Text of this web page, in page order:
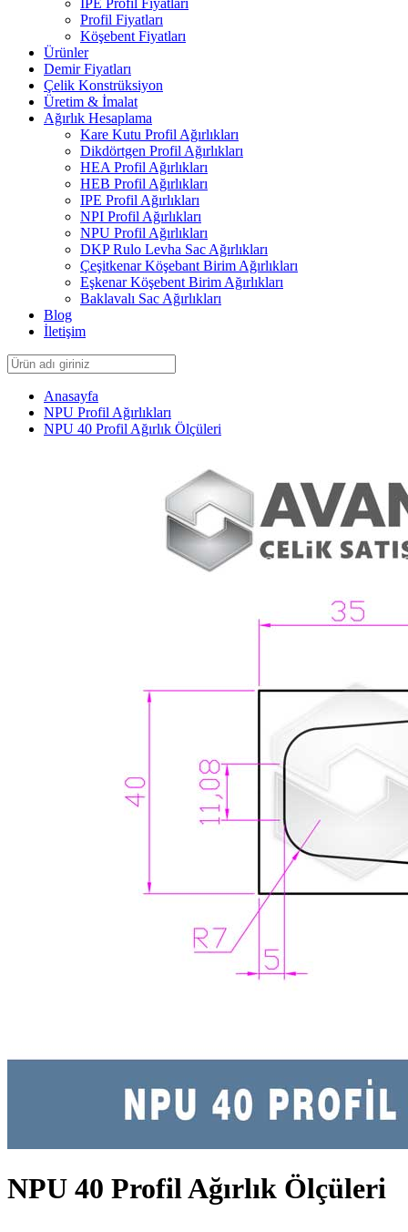
IPE Profil Fiyatları
Profil Fiyatları
Köşebent Fiyatları
Ürünler
Demir Fiyatları
Çelik Konstrüksiyon
Üretim & İmalat
Ağırlık Hesaplama
Kare Kutu Profil Ağırlıkları
Dikdörtgen Profil Ağırlıkları
HEA Profil Ağırlıkları
HEB Profil Ağırlıkları
IPE Profil Ağırlıkları
NPI Profil Ağırlıkları
NPU Profil Ağırlıkları
DKP Rulo Levha Sac Ağırlıkları
Çeşitkenar Köşebant Birim Ağırlıkları
Eşkenar Köşebent Birim Ağırlıkları
Baklavalı Sac Ağırlıkları
Blog
İletişim
Anasayfa
NPU Profil Ağırlıkları
NPU 40 Profil Ağırlık Ölçüleri
NPU 40 Profil Ağırlık Ölçüleri